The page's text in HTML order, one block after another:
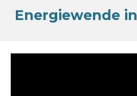
Energiewende